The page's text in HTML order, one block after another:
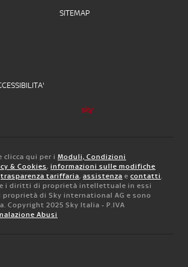
SITEMAP
clicca qui per i Moduli, Condizioni
& Cookies, informazioni sulle modifiche
trasparenza tariffaria, assistenza e contatti.
i diritti di proprietà intellettuale in essi
di Sky international AG e sono
Copyright 2025 Sky Italia - P.IVA
Abusi